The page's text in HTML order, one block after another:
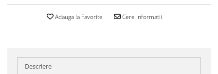
Adauga la Favorite Cere informatii
Descriere